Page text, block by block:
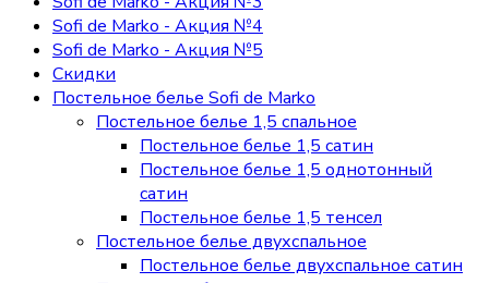
Sofi de Marko - Акция №4
Sofi de Marko - Акция №5
Скидки
Постельное белье Sofi de Marko
Постельное белье 1,5 спальное
Постельное белье 1,5 сатин
Постельное белье 1,5 однотонный
сатин
Постельное белье 1,5 тенсел
Постельное белье двухспальное
Постельное белье двухспальное сатин